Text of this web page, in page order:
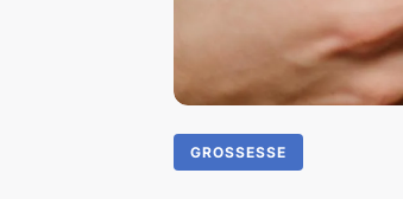
GROSSESSE